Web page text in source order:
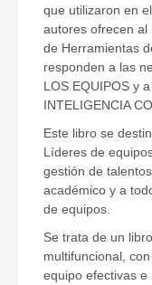
que utilizaron en
autores ofrecen al
de Herramientas
responden a las
LOS EQUIPOS y
INTELIGENCIA
Este libro se
Líderes de
gestión de
académico y a
de equipos.
Se trata de un
multifuncional,
equipo efectivas